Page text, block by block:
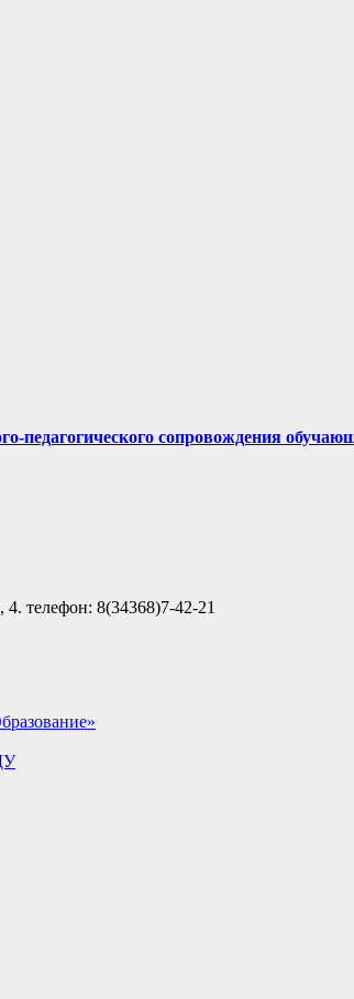
педагогического сопровождения
4. телефон: 8(34368)7-42-21